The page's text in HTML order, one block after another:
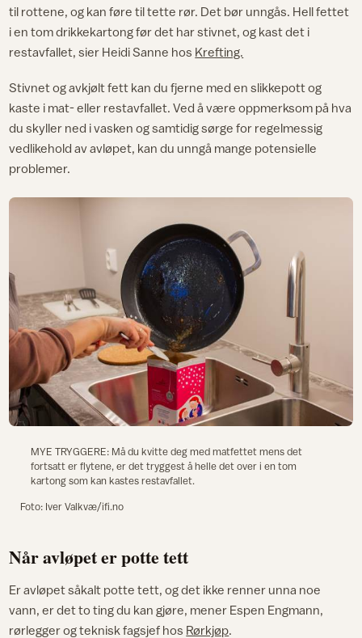
til rottene, og kan føre til tette rør. Det bør unngås. Hell fettet
i en tom drikkekartong før det har stivnet, og kast det i
restavfallet, sier Heidi Sanne hos Krefting.
Stivnet og avkjølt fett kan du fjerne med en slikkepott og
kaste i mat- eller restavfallet. Ved å være oppmerksom på hva
du skyller ned i vasken og samtidig sørge for regelmessig
vedlikehold av avløpet, kan du unngå mange potensielle
problemer.
MYE TRYGGERE: Må du kvitte deg med matfettet mens det
fortsatt er flytene, er det tryggest å helle det over i en tom
kartong som kan kastes restavfallet.
Foto: Iver Valkvæ/ifi.no
Når avløpet er potte tett
Er avløpet såkalt potte tett, og det ikke renner unna noe
vann, er det to ting du kan gjøre, mener Espen Engmann,
rørlegger og teknisk fagsjef hos Rørkjøp.